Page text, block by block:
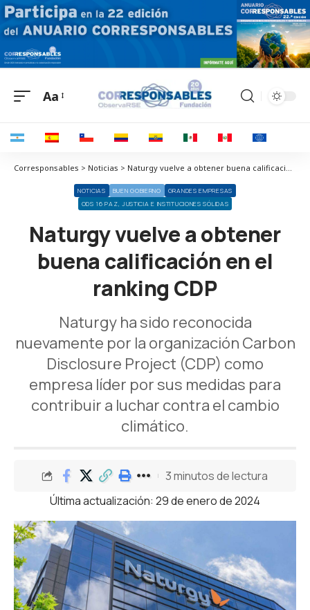
Aa
Corresponsables > Noticias > Naturgy vuelve a obtener buena calificación en el ranking CDP
NOTICIAS BUEN GOBIERNO
GRANDES EMPRESAS
ODS 16 PAZ, JUSTICIA E INSTITUCIONES SÓLIDAS
Naturgy vuelve a obtener
buena calificación en el
ranking CDP
Naturgy ha sido reconocida
nuevamente por la organización Carbon
Disclosure Project (CDP) como
empresa líder por sus medidas para
contribuir a luchar contra el cambio
climático.
Última actualización: 29 de enero de 2024
3 minutos de lectura